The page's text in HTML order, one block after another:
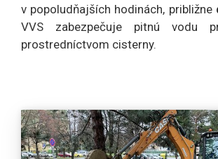
v popoludňajších hodinách, približne
VVS zabezpečuje pitnú vodu
prostredníctvom cisterny.